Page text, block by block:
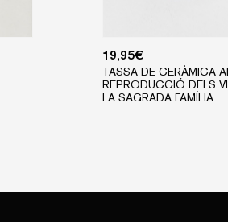
19,95€
TASSA DE CERÀMICA
REPRODUCCIÓ DELS
LA SAGRADA FAMÍLIA